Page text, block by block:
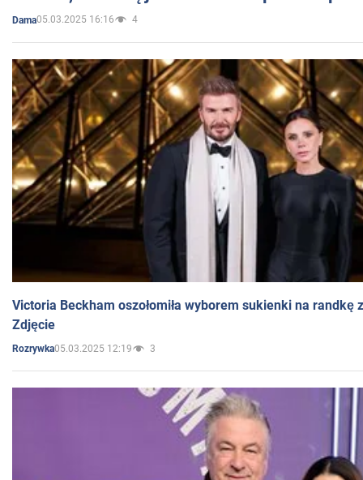
Dama05.03.2025 16:16 4
Victoria Beckham oszołomiła wyborem sukienki na randkę
Zdjęcie
Rozrywka05.03.2025 12:19 3